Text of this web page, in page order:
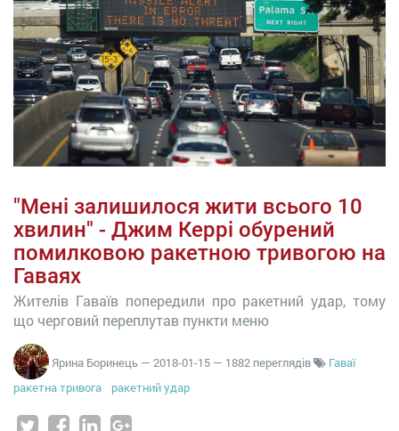
"Мені залишилося жити всього 10
хвилин" - Джим Керрі обурений
помилковою ракетною тривогою на
Гаваях
Жителів Гаваїв попередили про ракетний удар, тому
що черговий переплутав пункти меню
Ярина Боринець — 2018-01-15 — 1882 переглядів
Гаваї
ракетна тривога
ракетний удар